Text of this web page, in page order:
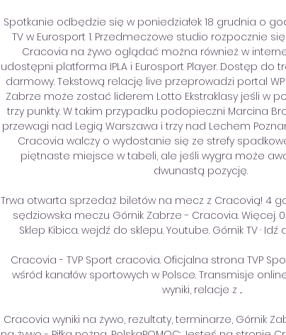
Spotkanie odbędzie się w poniedziałek 18 grudnia o
TV w Eurosport 1. Przedmeczowe studio rozpocznie się
Cracovia na żywo oglądać można również w
udostępni platforma IPLA i Eurosport Player. Dostęp do
darmowy. Tekstową relację live przeprowadzi portal WP
Zabrze może zostać liderem Lotto Ekstraklasy jeśli w
trzy punkty. W takim przypadku podopieczni Marcina
przewagi nad Legią Warszawa i trzy nad Lechem
Cracovia walczy o wydostanie się ze strefy
piętnaste miejsce w tabeli, ale jeśli wygra może
dwunastą pozycję.
Trwa otwarta sprzedaż biletów na mecz z Cracovią! 4
sędziowska meczu Górnik Zabrze - Cracovia. Więcej.
Sklep Kibica. wejdź do sklepu. Youtube. Górnik TV ·
Cracovia - TVP Sport cracovia. Oficjalna strona TVP
wśród kanałów sportowych w Polsce. Transmisje
wyniki, relacje z ...
Cracovia wyniki na żywo, rezultaty, terminarze, Górnik